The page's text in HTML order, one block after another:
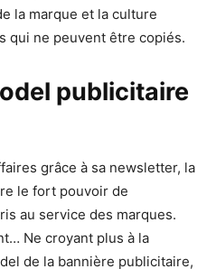
la marque et la culture
qui ne peuvent être copiés.
publicitaire
grâce à sa newsletter, la
le fort pouvoir de
au service des marques.
Ne croyant plus à la
de la bannière publicitaire,